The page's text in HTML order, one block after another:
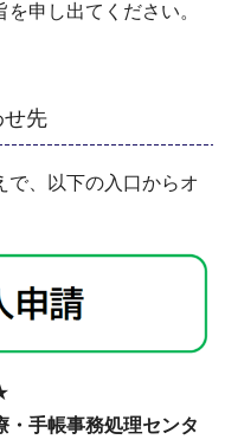
申し出てください。
せ先
で、以下の入口からオ
手帳事務処理センタ